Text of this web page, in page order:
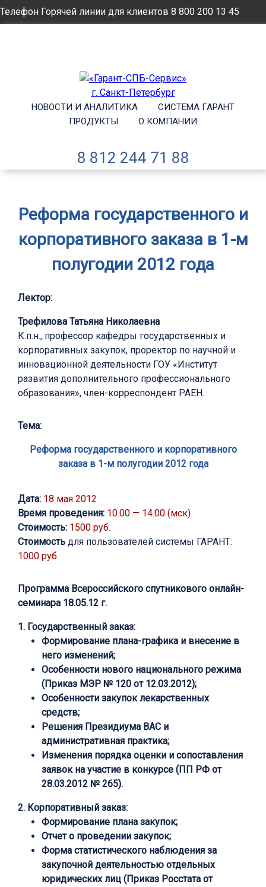
Телефон Горячей линии для клиентов 8 800 200 13 45
НОВОСТИ И АНАЛИТИКА
СИСТЕМА ГАРАНТ
ПРОДУКТЫ
О КОМПАНИИ
8 812 244 71 88
Реформа государственного и
корпоративного заказа в 1-м
полугодии 2012 года
Лектор:
Трефилова Татьяна Николаевна
К.п.н., профессор кафедры государственных и
корпоративных закупок, проректор по научной и
инновационной деятельности ГОУ «Институт
развития дополнительного профессионального
образования», член-корреспондент РАЕН.
Тема:
Реформа государственного и корпоративного
заказа в 1-м полугодии 2012 года
Дата: 18 мая 2012
Время проведения: 10.00 — 14.00 (мск)
Стоимость: 1500 руб.
Стоимость для пользователей системы ГАРАНТ:
1000 руб.
Программа Всероссийского спутникового онлайн-
семинара 18.05.12 г.
1. Государственный заказ:
Формирование плана-графика и внесение в
него изменений;
Особенности нового национального режима
(Приказ МЭР № 120 от 12.03.2012);
Особенности закупок лекарственных
средств;
Решения Президиума ВАС и
административная практика;
Изменения порядка оценки и сопоставления
заявок на участие в конкурсе (ПП РФ от
28.03.2012 № 265).
2. Корпоративный заказ:
Формирование плана закупок;
Отчет о проведении закупок;
Форма статистического наблюдения за
закупочной деятельностью отдельных
юридических лиц (Приказ Росстата от